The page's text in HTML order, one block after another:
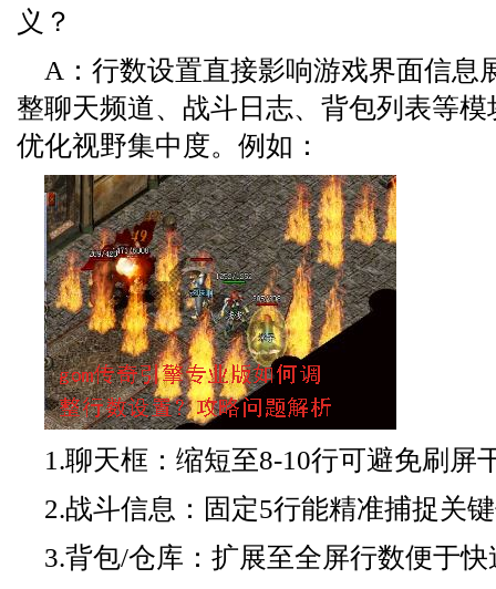
义？
A：行数设置直接影响游戏界面信息
整聊天频道、战斗日志、背包列表等
优化视野集中度。例如：
1.聊天框：缩短至8-10行可避免刷屏
2.战斗信息：固定5行能精准捕捉关
3.背包/仓库：扩展至全屏行数便于